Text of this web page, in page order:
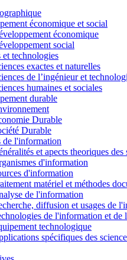
économique et social
économique
social
et technologies
exactes et naturelles
de l’ingénieur et
humaines et sociales
durable
Durable
Durable
de l'information
et apects theoriques
d'information
d'information
matériel et méthodes
de l'information
diffusion et usages de
de l'information et
technologique
spécifiques des